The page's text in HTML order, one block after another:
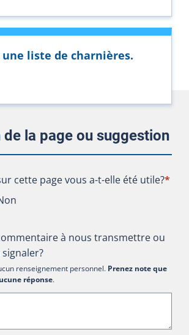
une liste de charnières.
de la page ou suggestion
cette page vous a-t-elle été utile?
cette page vous a-t-elle été utile?*
à nous transmettre ou
renseignement personnel. Prenez note que
réponse.